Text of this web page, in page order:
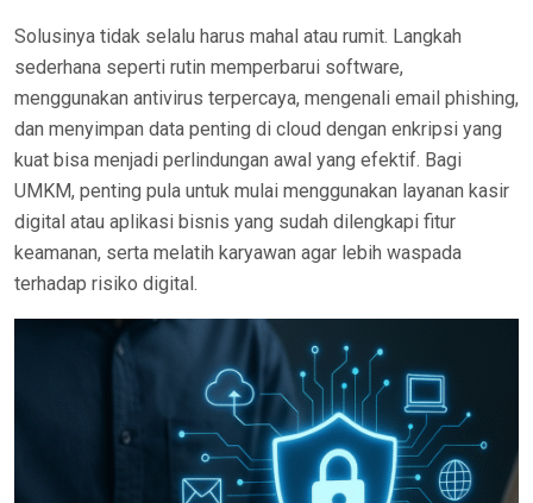
Solusinya tidak selalu harus mahal atau rumit. Langkah
sederhana seperti rutin memperbarui software,
menggunakan antivirus terpercaya, mengenali email phishing,
dan menyimpan data penting di cloud dengan enkripsi yang
kuat bisa menjadi perlindungan awal yang efektif. Bagi
UMKM, penting pula untuk mulai menggunakan layanan kasir
digital atau aplikasi bisnis yang sudah dilengkapi fitur
keamanan, serta melatih karyawan agar lebih waspada
terhadap risiko digital.